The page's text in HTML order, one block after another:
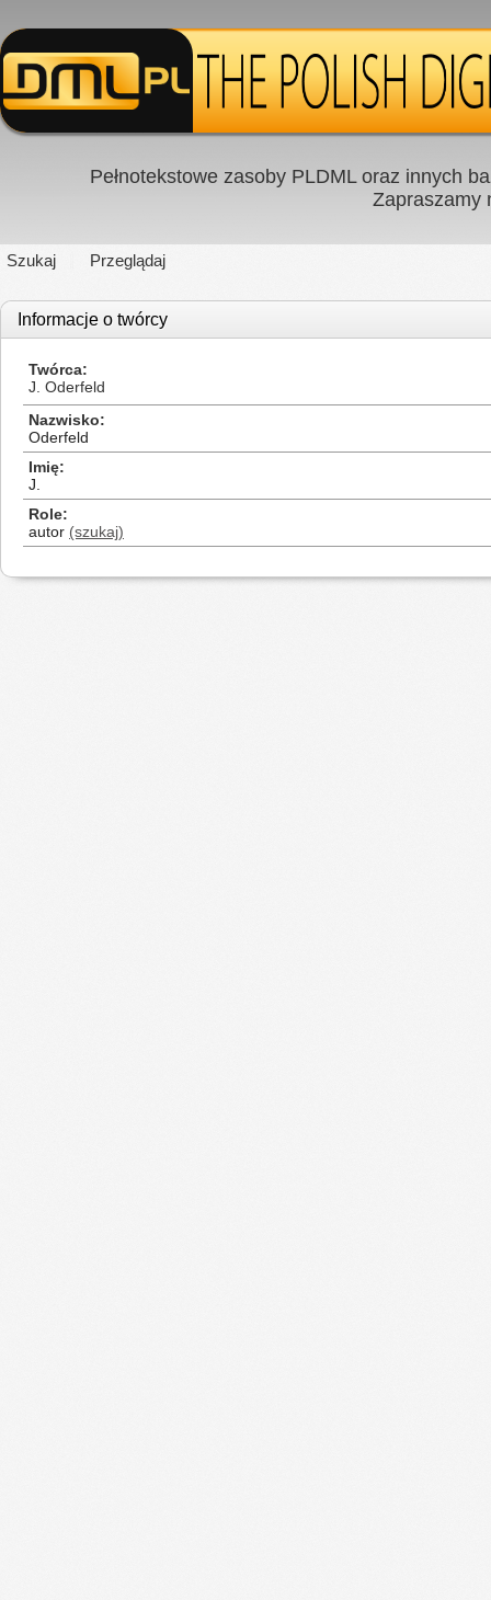
Pełnotekstowe zasoby PLDML oraz innych
Zapraszamy
Szukaj Przeglądaj
Informacje o twórcy
Twórca
J. Oderfeld
Nazwisko
Oderfeld
Imię
J.
Role
autor (szukaj)